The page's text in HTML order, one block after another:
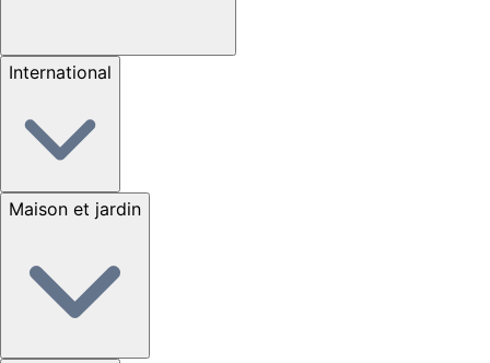
International
Maison et jardin